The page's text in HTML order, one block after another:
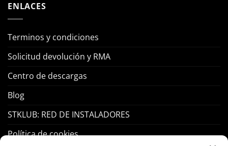
ENLACES
Terminos y condiciones
Solicitud devolución y RMA
Centro de descargas
Blog
STKLUB: RED DE INSTALADORES
Política de cookies